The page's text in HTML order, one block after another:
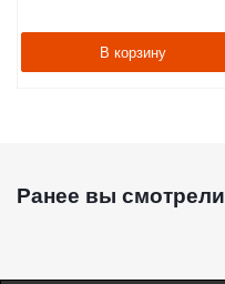
В корзину
Ранее вы смотрели